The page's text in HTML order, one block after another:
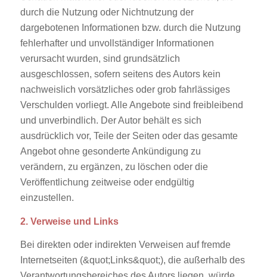
durch die Nutzung oder Nichtnutzung der
dargebotenen Informationen bzw. durch die Nutzung
fehlerhafter und unvollständiger Informationen
verursacht wurden, sind grundsätzlich
ausgeschlossen, sofern seitens des Autors kein
nachweislich vorsätzliches oder grob fahrlässiges
Verschulden vorliegt. Alle Angebote sind freibleibend
und unverbindlich. Der Autor behält es sich
ausdrücklich vor, Teile der Seiten oder das gesamte
Angebot ohne gesonderte Ankündigung zu
verändern, zu ergänzen, zu löschen oder die
Veröffentlichung zeitweise oder endgültig
einzustellen.
2. Verweise und Links
Bei direkten oder indirekten Verweisen auf fremde
Internetseiten (&quot;Links&quot;), die außerhalb des